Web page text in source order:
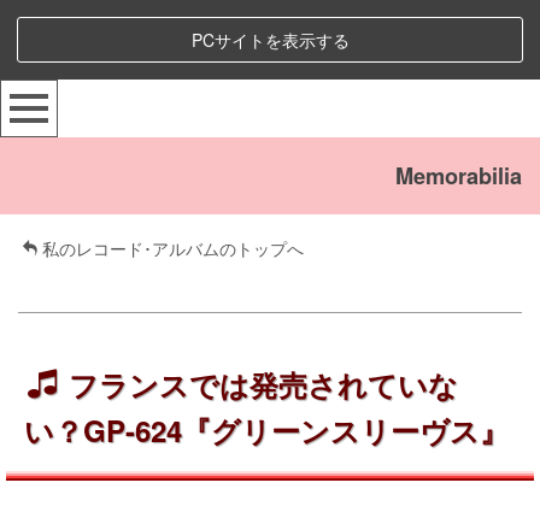
PCサイトを表示する
Memorabilia
私のレコード･アルバムのトップへ
フランスでは発売されていな
い？GP-624『グリーンスリーヴス』